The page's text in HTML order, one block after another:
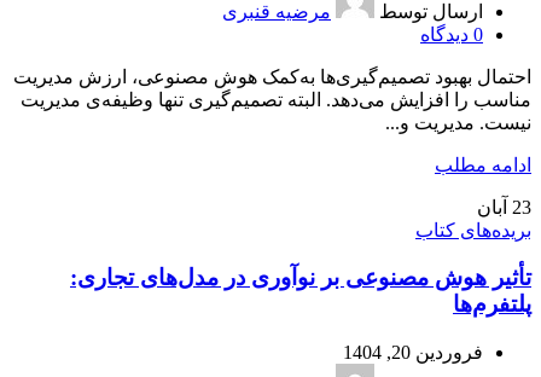
ارسال توسط
مرضیه قنبری
0 دیدگاه
احتمال بهبود تصمیم‌گیری‌ها به‌کمک هوش مصنوعی، ارزش مدیریت
مناسب را افزایش می‌دهد. البته تصمیم‌گیری تنها وظیفه‌ی مدیریت
نیست. مدیریت و...
ادامه مطلب
23 آبان
بریده‌های کتاب
تأثیر هوش مصنوعی بر نوآوری در مدل‌های تجاری:
پلتفرم‌ها
فروردین 20, 1404